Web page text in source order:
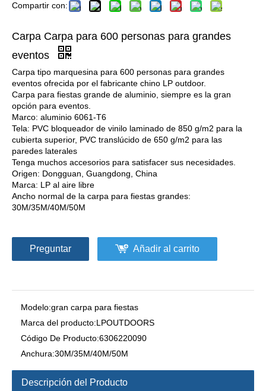
Compartir con:
Carpa Carpa para 600 personas para grandes
eventos
Carpa tipo marquesina para 600 personas para grandes
eventos ofrecida por el fabricante chino LP outdoor.
Carpa para fiestas grande de aluminio, siempre es la gran
opción para eventos.
Marco: aluminio 6061-T6
Tela: PVC bloqueador de vinilo laminado de 850 g/m2 para la
cubierta superior, PVC translúcido de 650 g/m2 para las
paredes laterales
Tenga muchos accesorios para satisfacer sus necesidades.
Origen: Dongguan, Guangdong, China
Marca: LP al aire libre
Ancho normal de la carpa para fiestas grandes:
30M/35M/40M/50M
Preguntar Añadir al carrito
Modelo:gran carpa para fiestas
Marca del producto:LPOUTDOORS
Código De Producto:6306220090
Anchura:30M/35M/40M/50M
Descripción del Producto